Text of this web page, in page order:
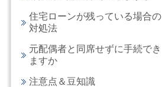
住宅ローンが残っている場合の
対処法
元配偶者と同席せずに手続でき
ますか
注意点＆豆知識